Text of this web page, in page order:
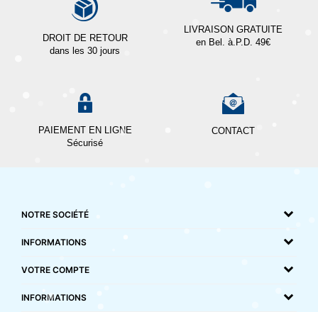
DROIT DE RETOUR
dans les 30 jours
LIVRAISON GRATUITE
en Bel. à.P.D. 49€
PAIEMENT EN LIGNE
Sécurisé
CONTACT
NOTRE SOCIÉTÉ
INFORMATIONS
VOTRE COMPTE
INFORMATIONS